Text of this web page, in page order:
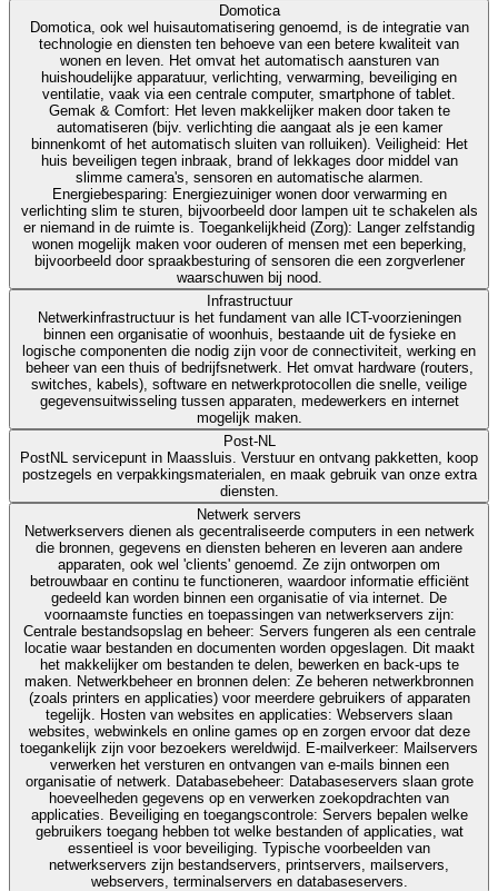
Domotica
Domotica, ook wel huisautomatisering genoemd, is de integratie van
technologie en diensten ten behoeve van een betere kwaliteit van
wonen en leven. Het omvat het automatisch aansturen van
huishoudelijke apparatuur, verlichting, verwarming, beveiliging en
ventilatie, vaak via een centrale computer, smartphone of tablet.
Gemak & Comfort: Het leven makkelijker maken door taken te
automatiseren (bijv. verlichting die aangaat als je een kamer
binnenkomt of het automatisch sluiten van rolluiken). Veiligheid: Het
huis beveiligen tegen inbraak, brand of lekkages door middel van
slimme camera's, sensoren en automatische alarmen.
Energiebesparing: Energiezuiniger wonen door verwarming en
verlichting slim te sturen, bijvoorbeeld door lampen uit te schakelen als
er niemand in de ruimte is. Toegankelijkheid (Zorg): Langer zelfstandig
wonen mogelijk maken voor ouderen of mensen met een beperking,
bijvoorbeeld door spraakbesturing of sensoren die een zorgverlener
waarschuwen bij nood.
Infrastructuur
Netwerkinfrastructuur is het fundament van alle ICT-voorzieningen
binnen een organisatie of woonhuis, bestaande uit de fysieke en
logische componenten die nodig zijn voor de connectiviteit, werking en
beheer van een thuis of bedrijfsnetwerk. Het omvat hardware (routers,
switches, kabels), software en netwerkprotocollen die snelle, veilige
gegevensuitwisseling tussen apparaten, medewerkers en internet
mogelijk maken.
Post-NL
PostNL servicepunt in Maassluis. Verstuur en ontvang pakketten, koop
postzegels en verpakkingsmaterialen, en maak gebruik van onze extra
diensten.
Netwerk servers
Netwerkservers dienen als gecentraliseerde computers in een netwerk
die bronnen, gegevens en diensten beheren en leveren aan andere
apparaten, ook wel 'clients' genoemd. Ze zijn ontworpen om
betrouwbaar en continu te functioneren, waardoor informatie efficiënt
gedeeld kan worden binnen een organisatie of via internet. De
voornaamste functies en toepassingen van netwerkservers zijn:
Centrale bestandsopslag en beheer: Servers fungeren als een centrale
locatie waar bestanden en documenten worden opgeslagen. Dit maakt
het makkelijker om bestanden te delen, bewerken en back-ups te
maken. Netwerkbeheer en bronnen delen: Ze beheren netwerkbronnen
(zoals printers en applicaties) voor meerdere gebruikers of apparaten
tegelijk. Hosten van websites en applicaties: Webservers slaan
websites, webwinkels en online games op en zorgen ervoor dat deze
toegankelijk zijn voor bezoekers wereldwijd. E-mailverkeer: Mailservers
verwerken het versturen en ontvangen van e-mails binnen een
organisatie of netwerk. Databasebeheer: Databaseservers slaan grote
hoeveelheden gegevens op en verwerken zoekopdrachten van
applicaties. Beveiliging en toegangscontrole: Servers bepalen welke
gebruikers toegang hebben tot welke bestanden of applicaties, wat
essentieel is voor beveiliging. Typische voorbeelden van
netwerkservers zijn bestandservers, printservers, mailservers,
webservers, terminalservers en databaseservers.